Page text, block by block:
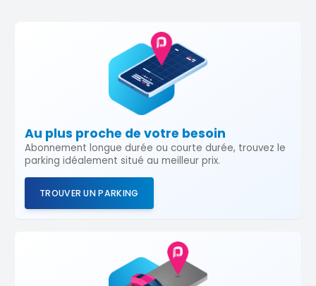
Au plus proche de votre besoin
Abonnement longue durée ou courte durée, trouvez le
parking idéalement situé au meilleur prix.
TROUVER UN PARKING